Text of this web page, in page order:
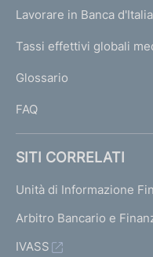
g
T
I
I
Lavorare in Banca d'Italia
Tassi effettivi globali
Glossario
FAQ
SITI CORRELATI
Unità di Informazione
Arbitro Bancario e
IVASS